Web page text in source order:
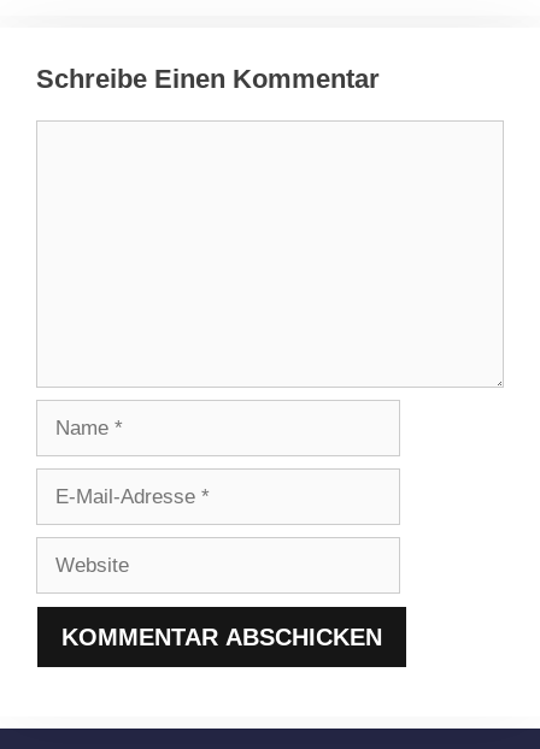
Schreibe Einen Kommentar
Adresse